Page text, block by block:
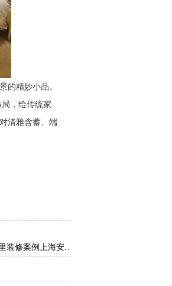
的精妙小品。
，给传统家
清雅含蓄、端
装修案例 上海安贞西里装修案例